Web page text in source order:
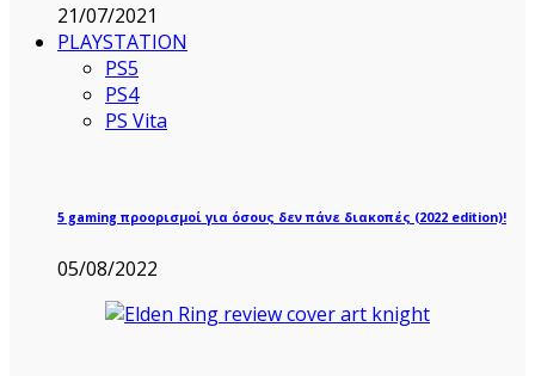
21/07/2021
PLAYSTATION
PS5
PS4
PS Vita
5 gaming προορισμοί για όσους δεν πάνε διακοπές (2022 edition)!
05/08/2022